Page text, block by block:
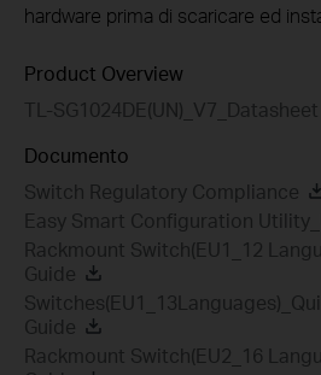
hardware prima di scaricare ed
Product Overview
TL-SG1024DE(UN)_V7_Datasheet
Documento
Switch Regulatory Compliance
Easy Smart Configuration
Rackmount Switch(EU1_12
Guide
Guide
Rackmount Switch(EU2_16